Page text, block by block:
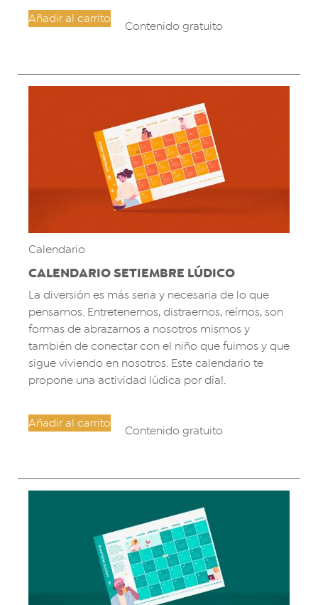
Contenido gratuito
Añadir al carrito
Calendario
CALENDARIO SETIEMBRE LÚDICO
La diversión es más seria y necesaria de lo que
pensamos. Entretenernos, distraernos, reírnos, son
formas de abrazarnos a nosotros mismos y
también de conectar con el niño que fuimos y que
sigue viviendo en nosotros. Este calendario te
propone una actividad lúdica por día!.
Contenido gratuito
Añadir al carrito